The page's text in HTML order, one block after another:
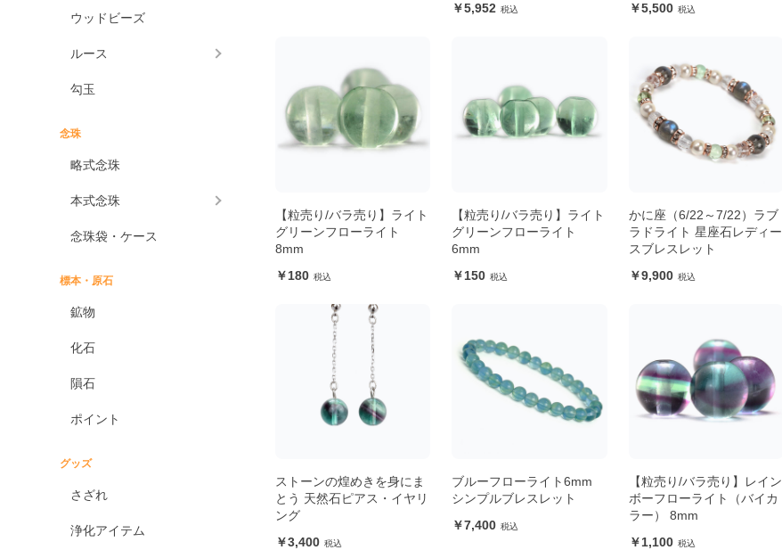
ウッドビーズ
ルース
勾玉
念珠
略式念珠
本式念珠
念珠袋・ケース
標本・原石
鉱物
化石
隕石
ポイント
グッズ
さざれ
浄化アイテム
5,952
5,500
【粒売り/バラ売り】ライト
グリーンフローライト
8mm
180
【粒売り/バラ売り】ライト
グリーンフローライト
6mm
150
かに座（6/22～7/22）ラブ
ラドライト 星座石レディー
スブレスレット
9,900
ストーンの煌めきを身にま
とう 天然石ピアス・イヤリ
ング
3,400
ブルーフローライト6mm
シンプルブレスレット
7,400
【粒売り/バラ売り】レイン
ボーフローライト（バイカ
ラー） 8mm
1,100